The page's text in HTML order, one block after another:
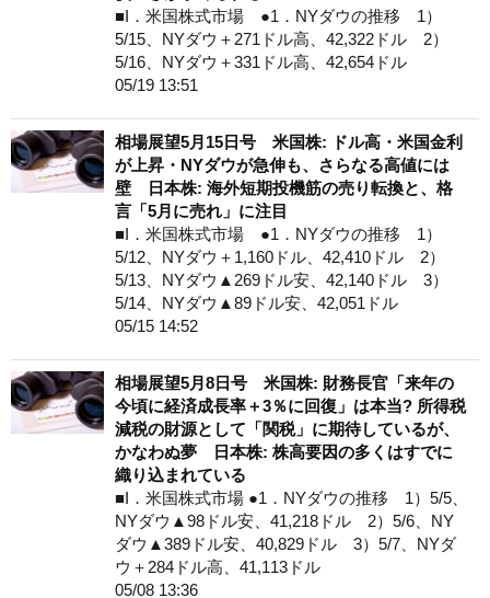
■I．米国株式市場 ●1．NYダウの推移 1）
5/15、NYダウ＋271ドル高、42,322ドル 2）
5/16、NYダウ＋331ドル高、42,654ドル
05/19 13:51
相場展望5月15日号 米国株: ドル高・米国金利
が上昇・NYダウが急伸も、さらなる高値には
壁 日本株: 海外短期投機筋の売り転換と、格
言「5月に売れ」に注目
■I．米国株式市場 ●1．NYダウの推移 1）
5/12、NYダウ＋1,160ドル、42,410ドル 2）
5/13、NYダウ▲269ドル安、42,140ドル 3）
5/14、NYダウ▲89ドル安、42,051ドル
05/15 14:52
相場展望5月8日号 米国株: 財務長官「来年の
今頃に経済成長率＋3％に回復」は本当? 所得税
減税の財源として「関税」に期待しているが、
かなわぬ夢 日本株: 株高要因の多くはすでに
織り込まれている
■I．米国株式市場 ●1．NYダウの推移 1）5/5、
NYダウ▲98ドル安、41,218ドル 2）5/6、NY
ダウ▲389ドル安、40,829ドル 3）5/7、NYダ
ウ＋284ドル高、41,113ドル
05/08 13:36